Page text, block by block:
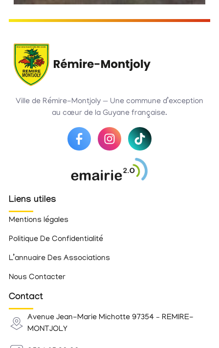
Ville de Rémire-Montjoly — Une commune d’exception
au cœur de la Guyane française.
Liens utiles
Mentions légales
Politique De Confidentialité
L’annuaire Des Associations
Nous Contacter
Contact
Avenue Jean-Marie Michotte 97354 – REMIRE-
MONTJOLY